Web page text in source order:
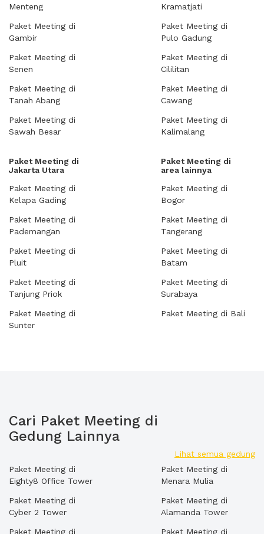
Menteng
Paket Meeting di
Gambir
Paket Meeting di
Senen
Paket Meeting di
Tanah Abang
Paket Meeting di
Sawah Besar
Kramatjati
Paket Meeting di
Pulo Gadung
Paket Meeting di
Cililitan
Paket Meeting di
Cawang
Paket Meeting di
Kalimalang
Paket Meeting di
Jakarta Utara
Paket Meeting di
Kelapa Gading
Paket Meeting di
Pademangan
Paket Meeting di
Pluit
Paket Meeting di
Tanjung Priok
Paket Meeting di
Sunter
Paket Meeting di
area lainnya
Paket Meeting di
Bogor
Paket Meeting di
Tangerang
Paket Meeting di
Batam
Paket Meeting di
Surabaya
Paket Meeting di Bali
Cari Paket Meeting di
Gedung Lainnya
Lihat semua gedung
Paket Meeting di
Eighty8 Office Tower
Paket Meeting di
Cyber 2 Tower
Paket Meeting di
Paket Meeting di
Menara Mulia
Paket Meeting di
Alamanda Tower
Paket Meeting di